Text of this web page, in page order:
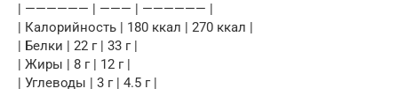
| —————— | ——— | —————— |
| Калорийность | 180 ккал | 270 ккал |
| Белки | 22 г | 33 г |
| Жиры | 8 г | 12 г |
| Углеводы | 3 г | 4.5 г |